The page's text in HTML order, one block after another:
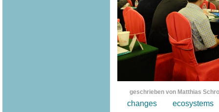
geschrieben von Matthias
changes ecosystems